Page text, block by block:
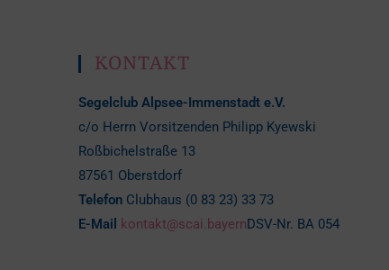
KONTAKT
Segelclub Alpsee-Immenstadt e.V.
c/o Herrn Vorsitzenden Philipp Kyewski
Roßbichelstraße 13
87561 Oberstdorf
Telefon Clubhaus (0 83 23) 33 73
E-Mail
kontakt@scai.bayernDSV-Nr. BA 054